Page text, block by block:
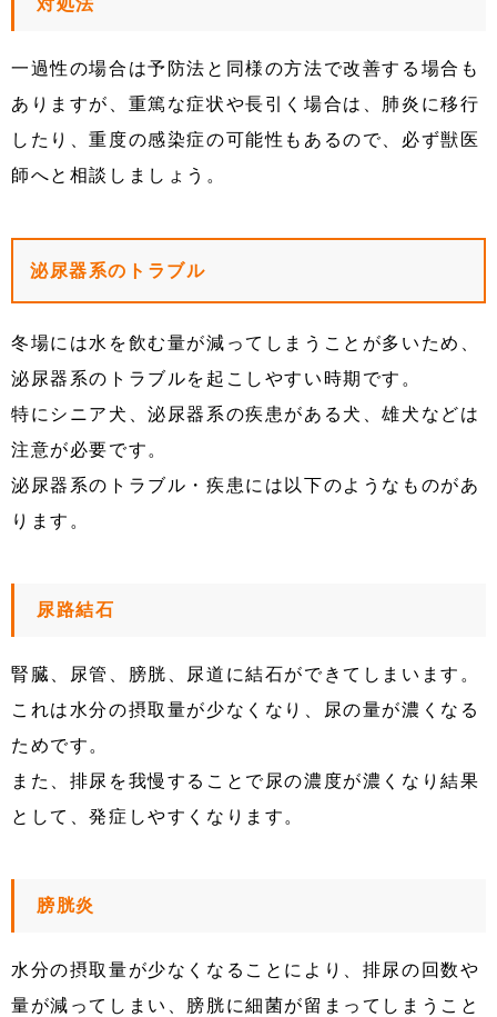
一過性の場合は予防法と同様の方法で改善する場合も
ありますが、重篤な症状や長引く場合は、肺炎に移行
したり、重度の感染症の可能性もあるので、必ず獣医
師へと相談しましょう。
泌尿器系のトラブル
冬場には水を飲む量が減ってしまうことが多いため、
泌尿器系のトラブルを起こしやすい時期です。
特にシニア犬、泌尿器系の疾患がある犬、雄犬などは
注意が必要です。
泌尿器系のトラブル・疾患には以下のようなものがあ
ります。
尿路結石
腎臓、尿管、膀胱、尿道に結石ができてしまいます。
これは水分の摂取量が少なくなり、尿の量が濃くなる
ためです。
また、排尿を我慢することで尿の濃度が濃くなり結果
として、発症しやすくなります。
膀胱炎
水分の摂取量が少なくなることにより、排尿の回数や
量が減ってしまい、膀胱に細菌が留まってしまうこと